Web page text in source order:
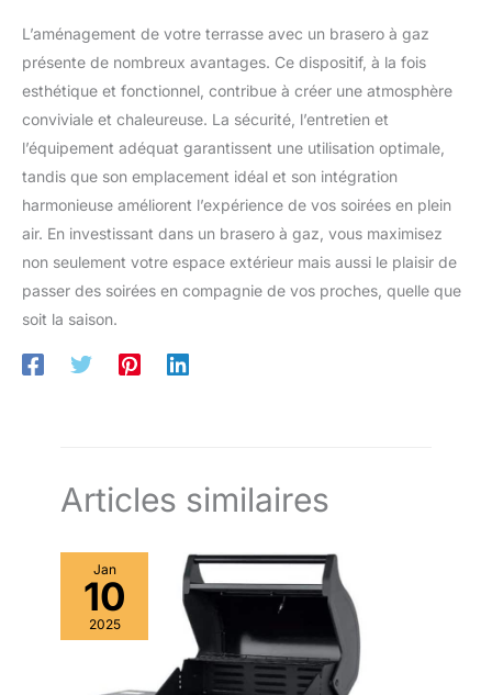
L’aménagement de votre terrasse avec un brasero à gaz
présente de nombreux avantages. Ce dispositif, à la fois
esthétique et fonctionnel, contribue à créer une atmosphère
conviviale et chaleureuse. La sécurité, l’entretien et
l’équipement adéquat garantissent une utilisation optimale,
tandis que son emplacement idéal et son intégration
harmonieuse améliorent l’expérience de vos soirées en plein
air. En investissant dans un brasero à gaz, vous maximisez
non seulement votre espace extérieur mais aussi le plaisir de
passer des soirées en compagnie de vos proches, quelle que
soit la saison.
Articles similaires
Jan
10
2025